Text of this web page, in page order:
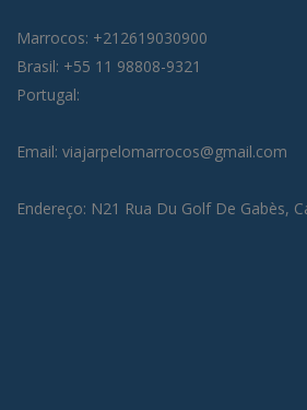
Marrocos: +212619030900
Brasil: +55 11 98808-9321
Portugal:
Email: viajarpelomarrocos@gmail.com
Endereço: N21 Rua Du Golf De Gabès,